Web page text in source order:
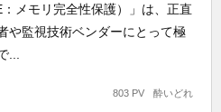
メモリ完全性保護）」は、正直
や監視技術ベンダーにとって極
...
酔いどれ
803 PV